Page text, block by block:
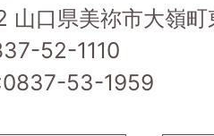
山口県美祢市大嶺
52-1110
53-1959